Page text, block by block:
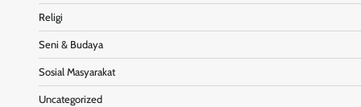
Religi
Seni & Budaya
Sosial Masyarakat
Uncategorized